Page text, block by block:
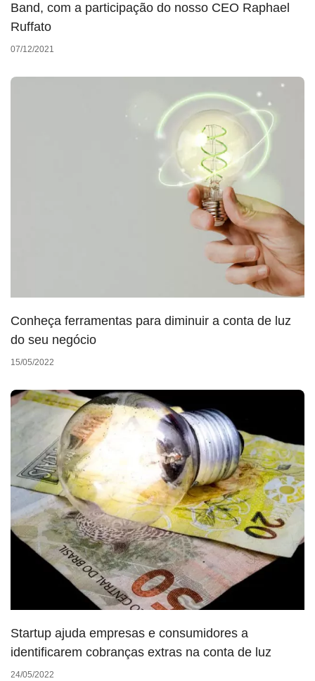
Band, com a participação do nosso CEO Raphael
Ruffato
07/12/2021
Conheça ferramentas para diminuir a conta de luz
do seu negócio
15/05/2022
Startup ajuda empresas e consumidores a
identificarem cobranças extras na conta de luz
24/05/2022